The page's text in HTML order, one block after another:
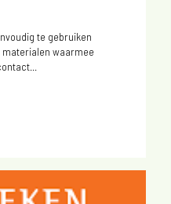
te gebruiken
waarmee